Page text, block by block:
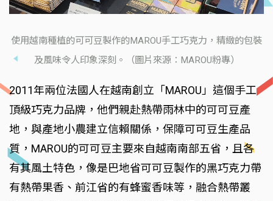
使用越南種植的可可豆製作的MAROU手工巧克力，精緻的包裝
及風味令人印象深刻。（圖片來源：MAROU粉專）
2011年兩位法國人在越南創立「MAROU」這個手工
頂級巧克力品牌，他們親赴熱帶雨林中的可可豆產
地，與產地小農建立信賴關係，保障可可豆生產品
質，MAROU的可可豆主要來自越南南部五省，且各
有其風土特色，像是巴地省可可豆製作的黑巧克力帶
有熱帶果香、前江省的有蜂蜜香味等，融合熱帶叢